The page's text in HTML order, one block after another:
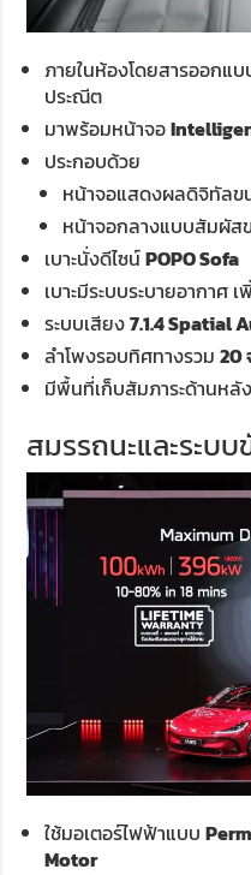
ภายในห้องโดยสารออกแ
ประณีต
มาพร้อมหน้าจอ
ประกอบด้วย
หน้าจอแสดงผลดิจิทัล
หน้าจอกลางแบบสัมผั
เบาะนั่งดีไซน์POPO Sofa
เบาะมีระบบระบายอากาศ
ระบบเสียง7.1.4 Spatial
ลำโพงรอบทิศทางรวม20
มีพื้นที่เก็บสัมภาระด้านหลั
สมรรถนะและระบ
ใช้มอเตอร์ไฟฟ้าแบบ
Motor